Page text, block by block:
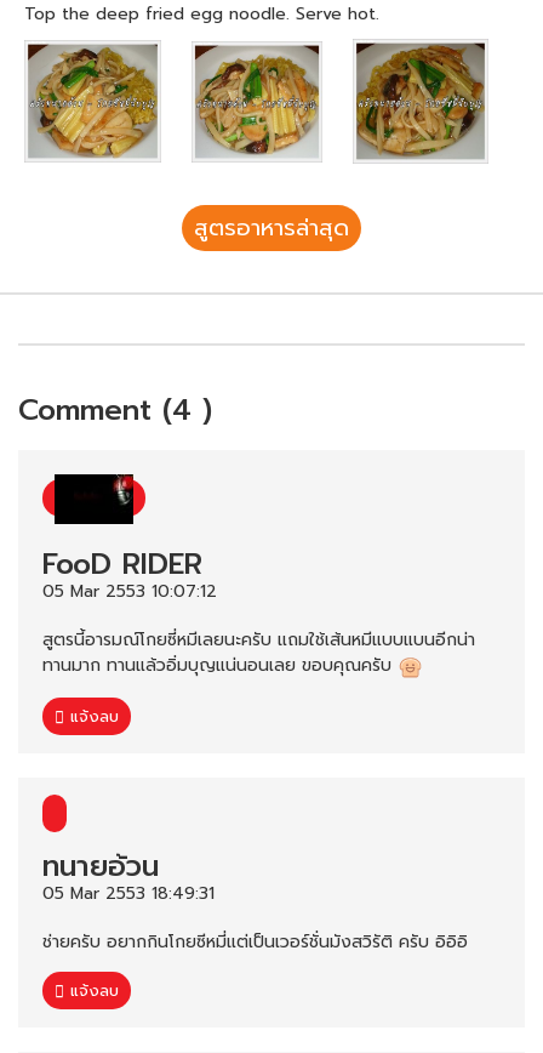
Top the deep fried egg noodle. Serve hot.
สูตรอาหารล่าสุด
Comment (4 )
FooD RIDER
05 Mar 2553 10:07:12
สูตรนี้อารมณ์โกยซี่หมีเลยนะครับ แถมใช้เส้นหมีแบบแบนอีกน่า
ทานมาก ทานแล้วอิ่มบุญแน่นอนเลย ขอบคุณครับ
แจ้งลบ
ทนายอ้วน
05 Mar 2553 18:49:31
ช่ายครับ อยากกินโกยซีหมี่แต่เป็นเวอร์ชั่นมังสวิรัติ ครับ อิอิอิ
แจ้งลบ